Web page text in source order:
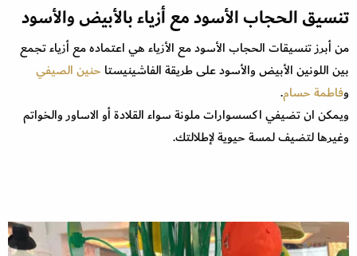
تنسيق الحجاب الأسود مع أزياء بالأبيض والأسود
من أبرز تنسيقات الحجاب الأسود مع الأزياء هي اعتماده مع أزياء تجمع
بين اللونين الأبيض والأسود على طريقة الفاشينيستا حنين الصيفي
وفاطمة حسام.
ويمكن ان تضيفي اكسسوارات ملونة سواء القلادة أو الاساور والخواتم
وغيرها لتضيف لمسة حيوية لإطلالتك.